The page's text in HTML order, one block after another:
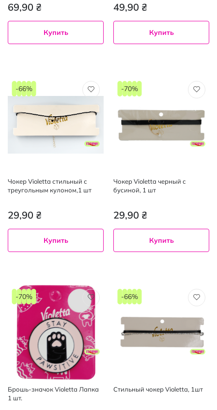
69,90 ₴
Купить
49,90 ₴
Купить
Чокер Violetta стильный с
треугольным кулоном,1 шт
29,90 ₴
-66%
Купить
Чокер Violetta черный с
бусиной, 1 шт
29,90 ₴
-70%
Купить
Брошь-значок Violetta Лапка
1 шт.
-70%
Стильный чокер Violetta, 1шт
-66%